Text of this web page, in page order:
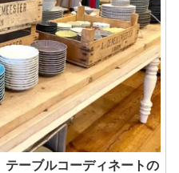
テーブルコーディネートの